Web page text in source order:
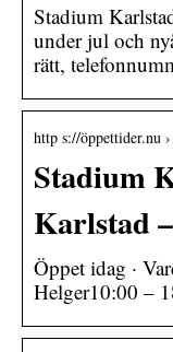
Stadium
under jul och
rätt,
http s://öppettider.nu
Stadium
Karlstad
Öppet idag ·
Helger10:00 –